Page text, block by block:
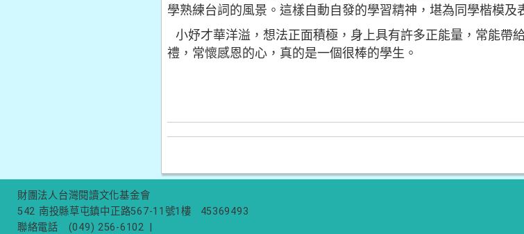
學熟練台詞的風景。這樣自動自發的學習精神，堪為同學楷模及
小妤才華洋溢，想法正面積極，身上具有許多正能量，常能帶
禮，常懷感恩的心，真的是一個很棒的學生。
財團法人台灣閱讀文化基金會
542 南投縣草屯鎮中正路567-11號1樓
45369493
聯絡電話
(049) 256-6102